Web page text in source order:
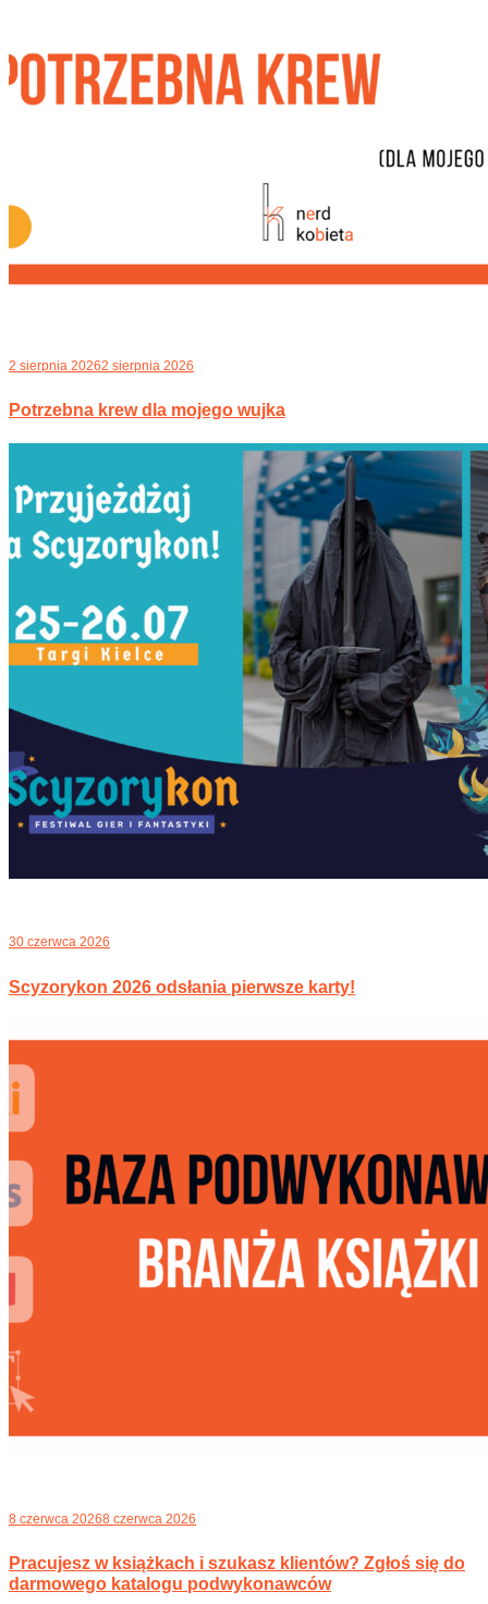
2 sierpnia 20262 sierpnia 2026
Potrzebna krew dla mojego wujka
30 czerwca 2026
Scyzorykon 2026 odsłania pierwsze karty!
8 czerwca 20268 czerwca 2026
Pracujesz w książkach i szukasz klientów? Zgłoś się do
darmowego katalogu podwykonawców